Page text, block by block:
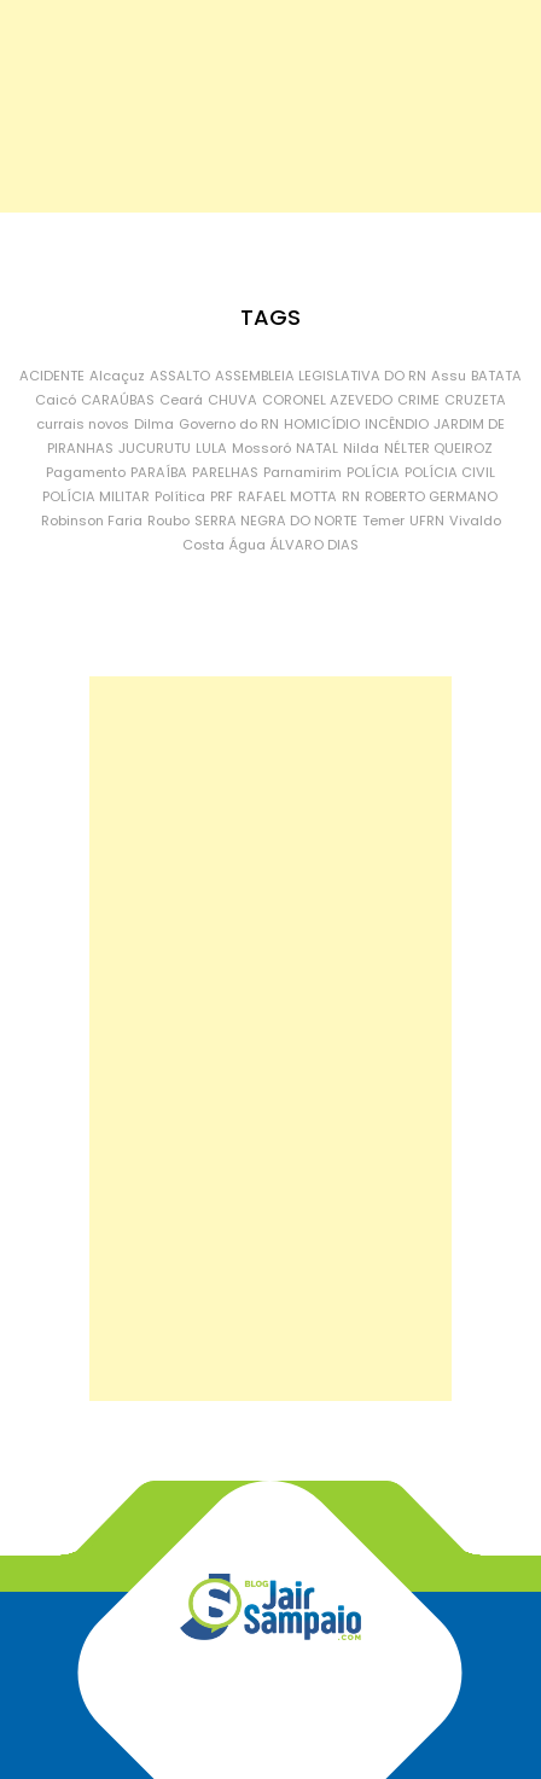
TAGS
ACIDENTE Alcaçuz ASSALTO ASSEMBLEIA LEGISLATIVA DO RN Assu BATATA
Caicó CARAÚBAS Ceará CHUVA CORONEL AZEVEDO CRIME CRUZETA
currais novos Dilma Governo do RN HOMICÍDIO INCÊNDIO JARDIM DE
PIRANHAS JUCURUTU LULA Mossoró NATAL Nilda NÉLTER QUEIROZ
Pagamento PARAÍBA PARELHAS Parnamirim POLÍCIA POLÍCIA CIVIL
POLÍCIA MILITAR Política PRF RAFAEL MOTTA RN ROBERTO GERMANO
Robinson Faria Roubo SERRA NEGRA DO NORTE Temer UFRN Vivaldo
Costa Água ÁLVARO DIAS